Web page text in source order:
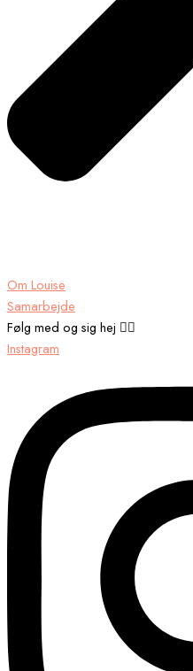
Om Louise
Samarbejde
Følg med og sig hej 👉🏾
Instagram